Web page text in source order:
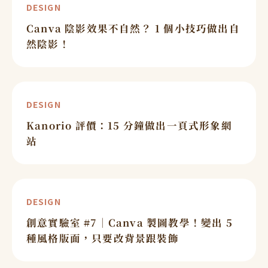
DESIGN
Canva 陰影效果不自然？ 1 個小技巧做出自
然陰影！
DESIGN
Kanorio 評價：15 分鐘做出一頁式形象網
站
DESIGN
創意實驗室 #7｜Canva 製圖教學！變出 5
種風格版面，只要改背景跟裝飾